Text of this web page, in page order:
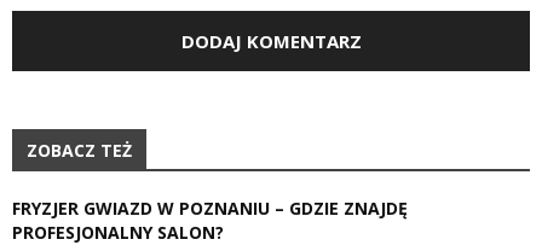
ZOBACZ TEŻ
FRYZJER GWIAZD W POZNANIU – GDZIE ZNAJDĘ
PROFESJONALNY SALON?